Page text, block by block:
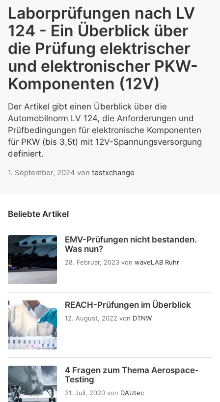
Laborprüfungen nach LV
124 - Ein Überblick über
die Prüfung elektrischer
und elektronischer PKW-
Komponenten (12V)
Der Artikel gibt einen Überblick über die
Automobilnorm LV 124, die Anforderungen und
Prüfbedingungen für elektronische Komponenten
für PKW (bis 3,5t) mit 12V-Spannungsversorgung
definiert.
1. September, 2024 von testxchange
Beliebte Artikel
EMV-Prüfungen nicht bestanden.
Was nun?
28. Februar, 2023 von waveLAB Ruhr
REACH-Prüfungen im Überblick
12. August, 2022 von DTNW
4 Fragen zum Thema Aerospace-
Testing
31. Juli, 2020 von DAUtec